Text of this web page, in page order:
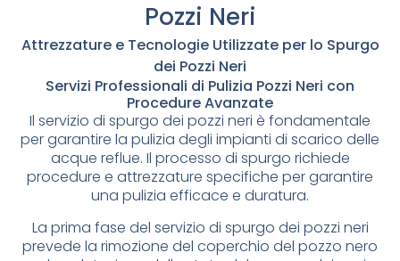
Pozzi Neri
Attrezzature e Tecnologie Utilizzate per lo Spurgo
dei Pozzi Neri
Servizi Professionali di Pulizia Pozzi Neri con
Procedure Avanzate
Il servizio di spurgo dei pozzi neri è fondamentale
per garantire la pulizia degli impianti di scarico delle
acque reflue. Il processo di spurgo richiede
procedure e attrezzature specifiche per garantire
una pulizia efficace e duratura.
La prima fase del servizio di spurgo dei pozzi neri
prevede la rimozione del coperchio del pozzo nero